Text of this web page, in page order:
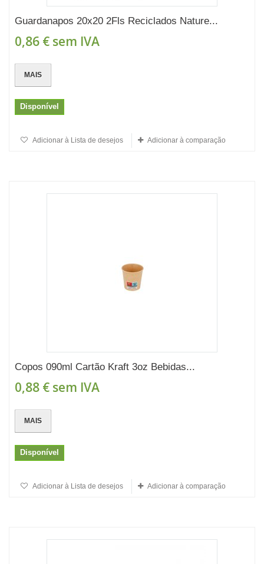
Guardanapos 20x20 2Fls Reciclados Nature...
0,86 € sem IVA
MAIS
Disponível
Adicionar à Lista de desejos Adicionar à comparação
Copos 090ml Cartão Kraft 3oz Bebidas...
0,88 € sem IVA
MAIS
Disponível
Adicionar à Lista de desejos Adicionar à comparação